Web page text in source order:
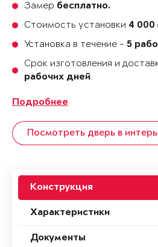
Замер бесплатно.
Стоимость установки 4 000
Установка в течение - 5
Срок изготовления и
рабочих дней.
Подробнее
Посмотреть дверь в
Конструкция
Характеристики
Документы